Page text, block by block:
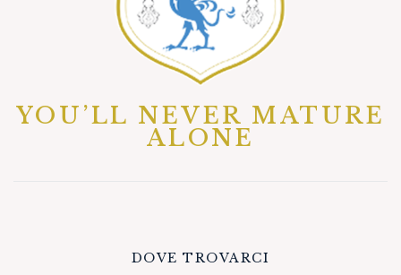
YOU’LL NEVER MATURE
ALONE
DOVE TROVARCI